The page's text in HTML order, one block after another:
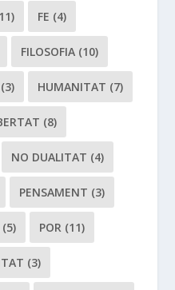
FE (4)
FILOSOFIA (10)
(3) HUMANITAT (7)
(8)
NO DUALITAT (4)
PENSAMENT (3)
(5) POR (11)
(3)